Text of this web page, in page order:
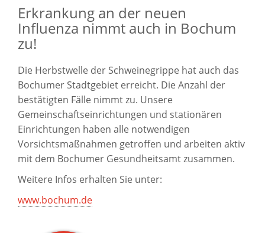
Erkrankung an der neuen
Influenza nimmt auch in Bochum
zu!
Die Herbstwelle der Schweinegrippe hat auch das
Bochumer Stadtgebiet erreicht. Die Anzahl der
bestätigten Fälle nimmt zu. Unsere
Gemeinschaftseinrichtungen und stationären
Einrichtungen haben alle notwendigen
Vorsichtsmaßnahmen getroffen und arbeiten aktiv
mit dem Bochumer Gesundheitsamt zusammen.
Weitere Infos erhalten Sie unter:
www.bochum.de